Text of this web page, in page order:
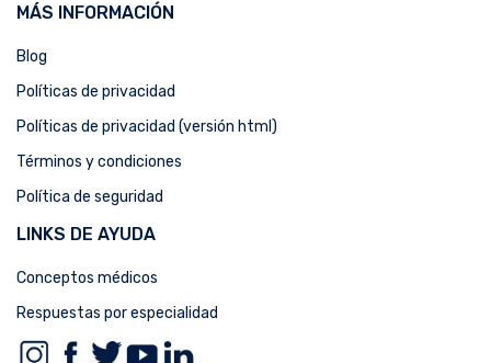
MÁS INFORMACIÓN
Blog
Políticas de privacidad
Políticas de privacidad (versión html)
Términos y condiciones
Política de seguridad
LINKS DE AYUDA
Conceptos médicos
Respuestas por especialidad